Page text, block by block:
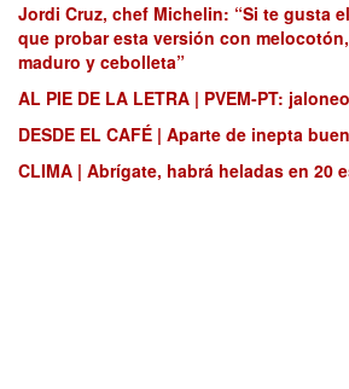
Jordi Cruz, chef Michelin: “Si te gusta
que probar esta versión con
maduro y cebolleta”
AL PIE DE LA LETRA | PVEM-PT:
DESDE EL CAFÉ | Aparte de inepta
CLIMA | Abrígate, habrá heladas en 20